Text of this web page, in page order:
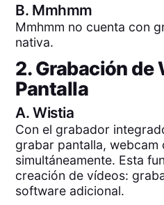
B. Mmhmm
Mmhmm no cuenta con
nativa.
2. Grabación de
Pantalla
A.Wistia
Con el grabador
grabar pantalla, webcam
simultáneamente. Esta
creación de vídeos:
software adicional.